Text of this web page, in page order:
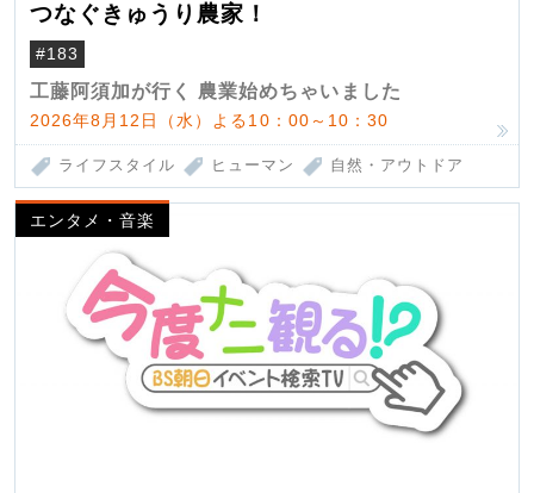
つなぐきゅうり農家！
#183
工藤阿須加が行く 農業始めちゃいました
2026年8月12日（水）よる10：00～10：30
ライフスタイル ヒューマン 自然・アウトドア
エンタメ・音楽